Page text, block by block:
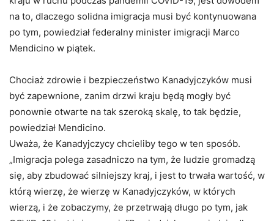
na to, dlaczego solidna imigracja musi być kontynuowana
po tym, powiedział federalny minister imigracji Marco
Mendicino w piątek.
Chociaż zdrowie i bezpieczeństwo Kanadyjczyków musi
być zapewnione, zanim drzwi kraju będą mogły być
ponownie otwarte na tak szeroką skalę, to tak będzie,
powiedział Mendicino.
Uważa, że Kanadyjczycy chcieliby tego w ten sposób.
„Imigracja polega zasadniczo na tym, że ludzie gromadzą
się, aby zbudować silniejszy kraj, i jest to trwała wartość, w
którą wierzę, że wierzę w Kanadyjczyków, w których
wierzą, i że zobaczymy, że przetrwają długo po tym, jak